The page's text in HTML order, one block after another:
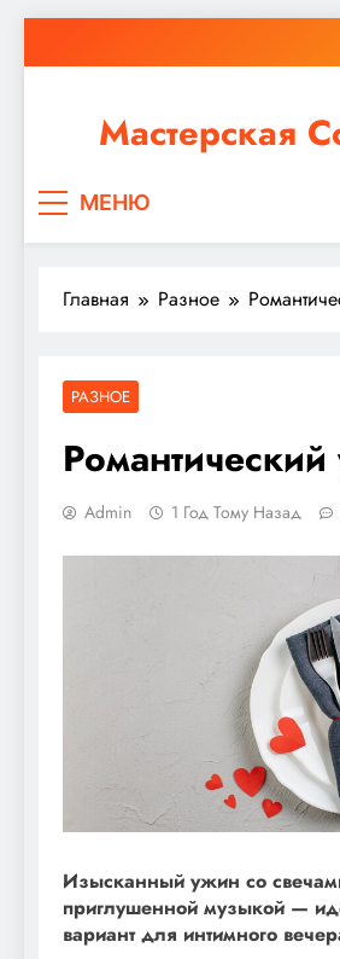
к
Мастерская
ремонт или крупное
МЕНЮ
Главная Разное
РАЗНОЕ
Admin 1 Год Тому Назад
Изысканный ужин со
приглушенной музыкой —
вариант для интимного